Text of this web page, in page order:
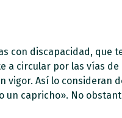
con discapacidad, que
a circular por las vías de
Así lo consideran
capricho». No